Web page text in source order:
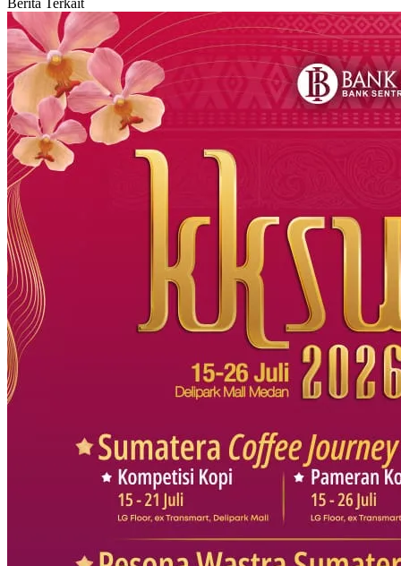
Berita Terkait